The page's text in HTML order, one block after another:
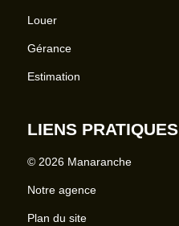
Louer
Gérance
Estimation
LIENS PRATIQUES
© 2026 Manaranche
Notre agence
Plan du site